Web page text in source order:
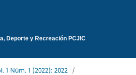
Deporte y Recreación PCJIC
1 Núm. 1 (2022): 2022 /